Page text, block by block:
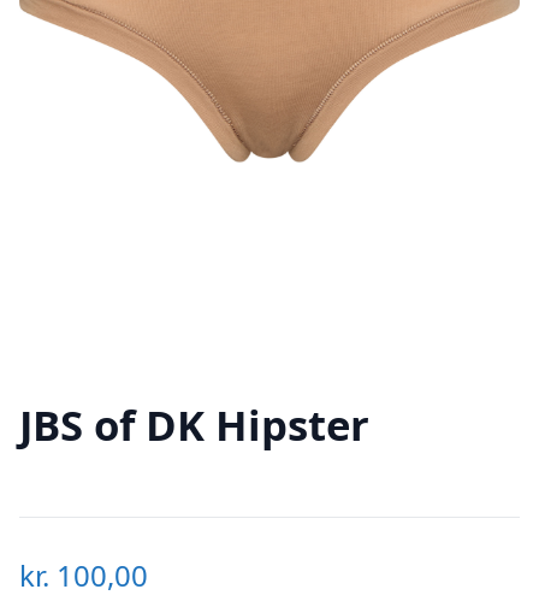
JBS of DK Hipster
kr. 100,00